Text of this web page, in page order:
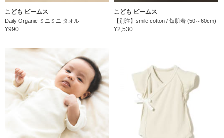
こども ビームス
Daily Organic ミニミニ タオル
¥990
こども ビームス
【別注】smile cotton / 短肌着 (50～60cm)
¥2,530